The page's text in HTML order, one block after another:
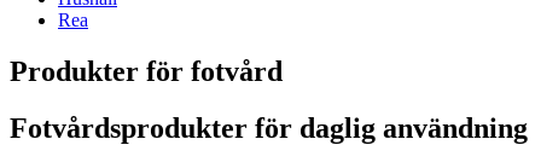
Rea
Produkter för fotvård
Fotvårdsprodukter för daglig användning